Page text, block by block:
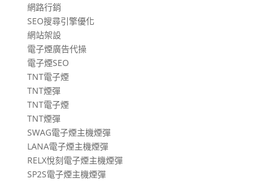
網路行銷
SEO搜尋引擎優化
網站架設
電子煙廣告代操
電子煙SEO
TNT電子煙
TNT煙彈
TNT電子煙
TNT煙彈
SWAG電子煙主機煙彈
LANA電子煙主機煙彈
RELX悅刻電子煙主機煙彈
SP2S電子煙主機煙彈